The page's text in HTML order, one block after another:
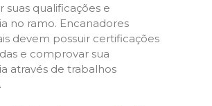
suas qualificações e
no ramo. Encanadores
devem possuir certificações
e comprovar sua
através de trabalhos